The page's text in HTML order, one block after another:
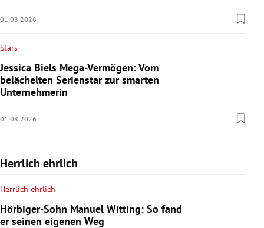
01.08.2026
Stars
Jessica Biels Mega-Vermögen: Vom
belächelten Serienstar zur smarten
Unternehmerin
01.08.2026
Herrlich ehrlich
Herrlich ehrlich
Hörbiger-Sohn Manuel Witting: So fand
er seinen eigenen Weg